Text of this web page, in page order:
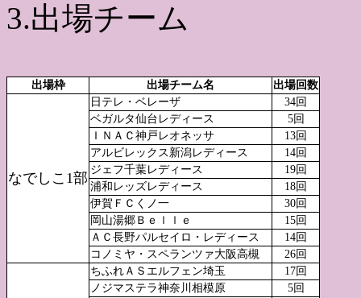
3.出場チーム
出場枠 出場チーム名 出場回数
なでしこ1部
日テレ・ベレーザ
34回
ベガルタ仙台レディース
5回
ＩＮＡＣ神戸レオネッサ
13回
アルビレックス新潟レディース
14回
ジェフ千葉レディース
19回
浦和レッズレディース
18回
伊賀ＦＣくノ一
30回
岡山湯郷Ｂｅｌｌｅ
15回
ＡＣ長野パルセイロ・レディース
14回
コノミヤ・スペランツァ大阪高槻
26回
ちふれＡＳエルフェン埼玉
17回
ノジマステラ神奈川相模原
5回